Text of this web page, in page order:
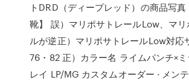
トDRD（ディープレッド）の商品写
靴】 誤）マリポサトレールLow、マ
ルが逆正）マリポサトレールLow対応
76・82 正）カラー名 ライムパンチ×
レイ LP/MG カスタムオーダー · メン